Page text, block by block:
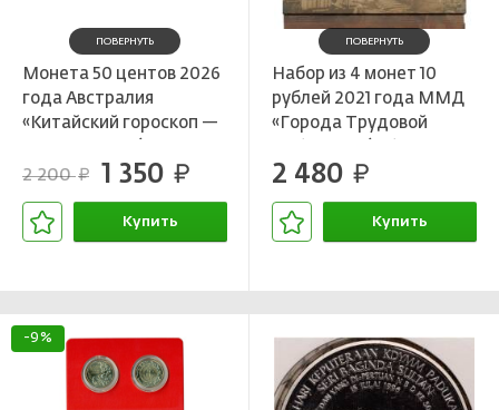
ПОВЕРНУТЬ
Монета 50 центов 2026
года Австралия
«Китайский гороскоп —
блистере)
2 200руб. 1 350 руб.
Купить
ПОВЕРНУТЬ
Набор из 4 монет 10
рублей 2021 года ММД
«Города Трудовой
жетоном)
2 480 руб.
Купить
-9%